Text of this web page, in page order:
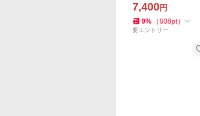
7,400円
9% （608pt）
要エントリー